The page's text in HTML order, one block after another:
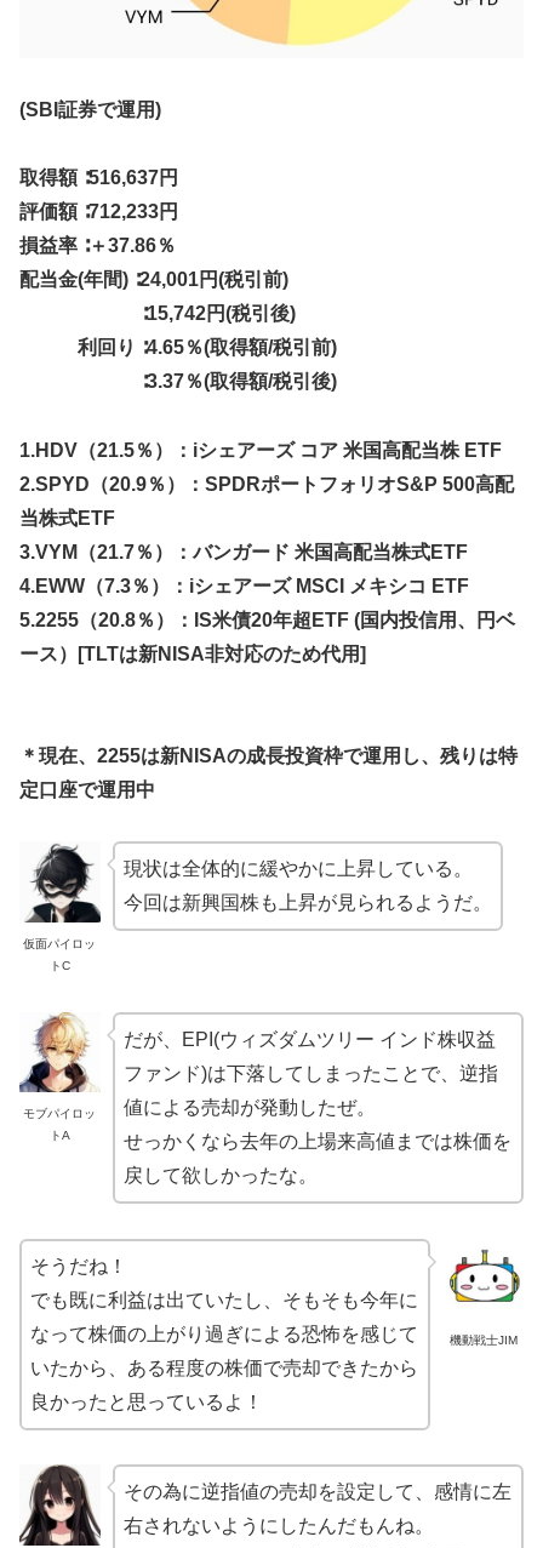
(SBI証券で運用)
取得額 ∶516,637円
評価額 ∶712,233円
損益率 ∶＋37.86％
配当金(年間) ∶24,001円(税引前)
∶15,742円(税引後)
利回り ∶4.65％(取得額/税引前)
∶3.37％(取得額/税引後)
1.HDV（21.5％）：iシェアーズ コア 米国高配当株 ETF
2.SPYD（20.9％）：SPDRポートフォリオS&P 500高配
当株式ETF
3.VYM（21.7％）：バンガード 米国高配当株式ETF
4.EWW（7.3％）：iシェアーズ MSCI メキシコ ETF
5.2255（20.8％）：IS米債20年超ETF (国内投信用、円ベ
ース）[TLTは新NISA非対応のため代用]
＊現在、2255は新NISAの成長投資枠で運用し、残りは特
定口座で運用中
仮面パイロッ
トC
現状は全体的に緩やかに上昇している。
今回は新興国株も上昇が見られるようだ。
モブパイロッ
トA
だが、EPI(ウィズダムツリー インド株収益
ファンド)は下落してしまったことで、逆指
値による売却が発動したぜ。
せっかくなら去年の上場来高値までは株価を
戻して欲しかったな。
機動戦士JIM
そうだね！
でも既に利益は出ていたし、そもそも今年に
なって株価の上がり過ぎによる恐怖を感じて
いたから、ある程度の株価で売却できたから
良かったと思っているよ！
その為に逆指値の売却を設定して、感情に左
右されないようにしたんだもんね。